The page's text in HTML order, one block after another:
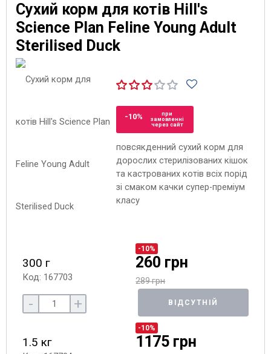
Сухий корм для котів Hill's
Science Plan Feline Young Adult
Sterilised Duck
-10%
при
замовленні
через сайт
повсякденний сухий корм для
дорослих стерилізованих кішок
та кастрованих котів всіх порід
зі смаком качки супер-преміум
класу
300 г
Код: 167703
-10%
260 грн
289 грн
- + ВІДСУТНІЙ
1.5 кг
-10%
1175 грн